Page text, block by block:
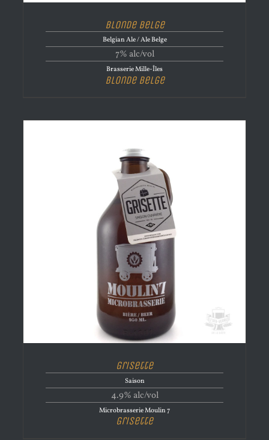
Blonde Belge
Belgian Ale / Ale Belge
7% alc/vol
Brasserie Mille-Îles
Blonde Belge
Grisette
Saison
4.9% alc/vol
Microbrasserie Moulin 7
Grisette